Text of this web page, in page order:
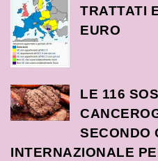
TRATTATI
EURO
LE 116
SECONDO
INTERNAZIONALE